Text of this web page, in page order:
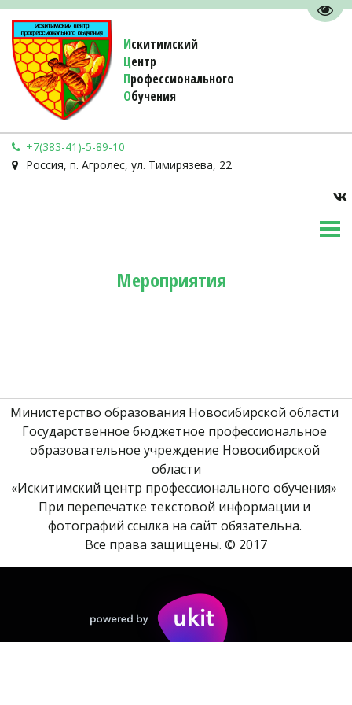
Искитимский
Центр
Профессионального
Обучения
+7(383-41)-5-89-10
Россия, п. Агролес, ул. Тимирязева, 22
Мероприятия
Министерство образования Новосибирской области
Государственное бюджетное профессиональное
образовательное учреждение Новосибирской
области
«Искитимский центр профессионального обучения»
При перепечатке текстовой информации и
фотографий ссылка на сайт обязательна.
Все права защищены. © 2017